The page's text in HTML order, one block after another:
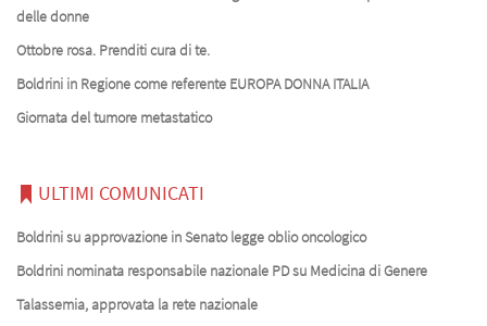
delle donne
Ottobre rosa. Prenditi cura di te.
Boldrini in Regione come referente EUROPA DONNA ITALIA
Giornata del tumore metastatico
ULTIMI COMUNICATI
Boldrini su approvazione in Senato legge oblio oncologico
Boldrini nominata responsabile nazionale PD su Medicina di Genere
Talassemia, approvata la rete nazionale